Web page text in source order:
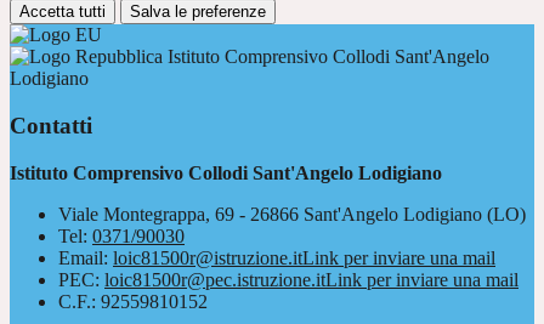
Accetta tutti Salva le preferenze
Istituto Comprensivo Collodi Sant'Angelo
Lodigiano
Contatti
Istituto Comprensivo Collodi Sant'Angelo Lodigiano
Viale Montegrappa, 69 - 26866 Sant'Angelo Lodigiano (LO)
Tel: 0371/90030
Email: loic81500r@istruzione.itLink per inviare una mail
PEC: loic81500r@pec.istruzione.itLink per inviare una mail
C.F.: 92559810152